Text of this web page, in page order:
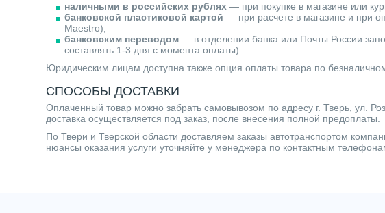
наличными в российских рублях — при покупке в магазине или
банковской пластиковой картой — при расчете в магазине и при
Maestro);
банковским переводом — в отделении банка или Почты России
составлять 1-3 дня с момента оплаты).
Юридическим лицам доступна также опция оплаты товара по
СПОСОБЫ ДОСТАВКИ
Оплаченный товар можно забрать самовывозом по адресу г. Тверь, ул.
доставка осуществляется под заказ, после внесения полной предоплаты.
По Твери и Тверской области доставляем заказы автотранспортом
нюансы оказания услуги уточняйте у менеджера по контактным